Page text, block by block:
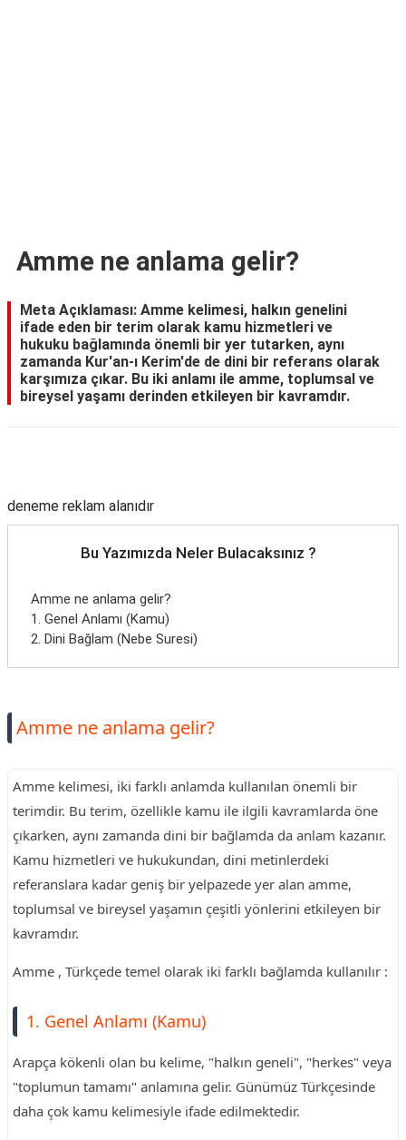
Amme ne anlama gelir?
Meta Açıklaması: Amme kelimesi, halkın genelini
ifade eden bir terim olarak kamu hizmetleri ve
hukuku bağlamında önemli bir yer tutarken, aynı
zamanda Kur'an-ı Kerim'de de dini bir referans olarak
karşımıza çıkar. Bu iki anlamı ile amme, toplumsal ve
bireysel yaşamı derinden etkileyen bir kavramdır.
deneme reklam alanıdır
Bu Yazımızda Neler Bulacaksınız ?
Amme ne anlama gelir?
1. Genel Anlamı (Kamu)
2. Dini Bağlam (Nebe Suresi)
Amme ne anlama gelir?
Amme kelimesi, iki farklı anlamda kullanılan önemli bir
terimdir. Bu terim, özellikle kamu ile ilgili kavramlarda öne
çıkarken, aynı zamanda dini bir bağlamda da anlam kazanır.
Kamu hizmetleri ve hukukundan, dini metinlerdeki
referanslara kadar geniş bir yelpazede yer alan amme,
toplumsal ve bireysel yaşamın çeşitli yönlerini etkileyen bir
kavramdır.
Amme , Türkçede temel olarak iki farklı bağlamda kullanılır :
1. Genel Anlamı (Kamu)
Arapça kökenli olan bu kelime, "halkın geneli", "herkes" veya
"toplumun tamamı" anlamına gelir. Günümüz Türkçesinde
daha çok kamu kelimesiyle ifade edilmektedir.